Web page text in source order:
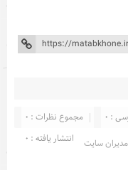
مجموع نظرات : 0
: 0
انتشار یافته : 0
سایت